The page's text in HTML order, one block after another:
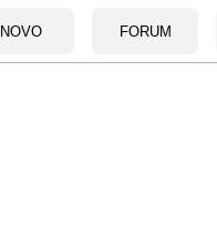
NOVO FORUM